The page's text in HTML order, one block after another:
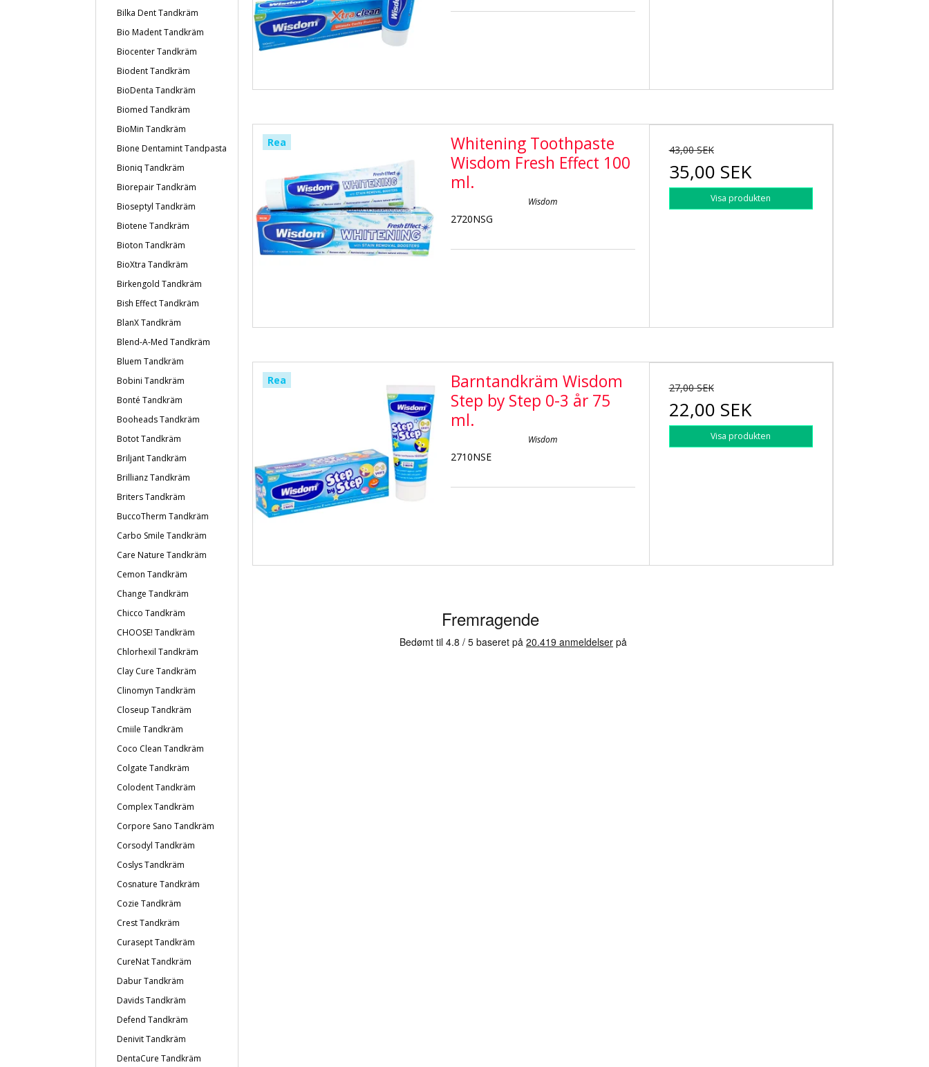
Bilka Dent Tandkräm
Bio Madent Tandkräm
Biocenter Tandkräm
Biodent Tandkräm
BioDenta Tandkräm
Biomed Tandkräm
BioMin Tandkräm
Bione Dentamint Tandpasta
Bioniq Tandkräm
Biorepair Tandkräm
Bioseptyl Tandkräm
Biotene Tandkräm
Bioton Tandkräm
BioXtra Tandkräm
Birkengold Tandkräm
Bish Effect Tandkräm
BlanX Tandkräm
Blend-A-Med Tandkräm
Bluem Tandkräm
Bobini Tandkräm
Bonté Tandkräm
Booheads Tandkräm
Botot Tandkräm
Briljant Tandkräm
Brillianz Tandkräm
Briters Tandkräm
BuccoTherm Tandkräm
Carbo Smile Tandkräm
Care Nature Tandkräm
Cemon Tandkräm
Change Tandkräm
Chicco Tandkräm
CHOOSE! Tandkräm
Chlorhexil Tandkräm
Clay Cure Tandkräm
Clinomyn Tandkräm
Closeup Tandkräm
Cmiile Tandkräm
Coco Clean Tandkräm
Colgate Tandkräm
Colodent Tandkräm
Complex Tandkräm
Corpore Sano Tandkräm
Corsodyl Tandkräm
Coslys Tandkräm
Cosnature Tandkräm
Cozie Tandkräm
Crest Tandkräm
Curasept Tandkräm
CureNat Tandkräm
Dabur Tandkräm
Davids Tandkräm
Defend Tandkräm
Denivit Tandkräm
DentaCure Tandkräm
Rea
Whitening Toothpaste
Wisdom Fresh Effect 100
ml.
Wisdom
2720NSG
43,00 SEK
35,00 SEK
Visa produkten
Rea
Barntandkräm Wisdom
Step by Step 0-3 år 75
ml.
Wisdom
2710NSE
27,00 SEK
22,00 SEK
Visa produkten